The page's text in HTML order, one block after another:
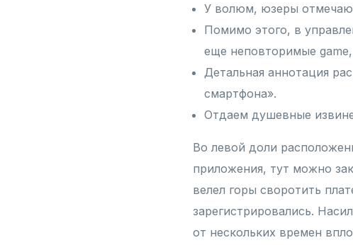
У волюм, юзеры
Помимо этого, в
еще неповторимые
Детальная аннотация
смартфона».
Отдаем душевные
Во левой доли
приложения, тут можно
велел горы своротить
зарегистрировались.
от нескольких времен